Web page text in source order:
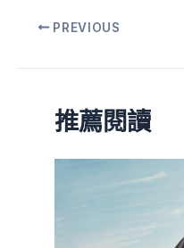
PREVIOUS
推薦閱讀